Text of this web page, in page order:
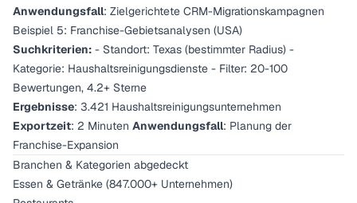
Anwendungsfall: Zielgerichtete CRM-Migrationskampagnen
Beispiel 5: Franchise-Gebietsanalysen (USA)
Suchkriterien: - Standort: Texas (bestimmter Radius) -
Kategorie: Haushaltsreinigungsdienste - Filter: 20-100
Bewertungen, 4.2+ Sterne
Ergebnisse: 3.421 Haushaltsreinigungsunternehmen
Exportzeit: 2 Minuten Anwendungsfall: Planung der
Franchise-Expansion
Branchen & Kategorien abgedeckt
Essen & Getränke (847.000+ Unternehmen)